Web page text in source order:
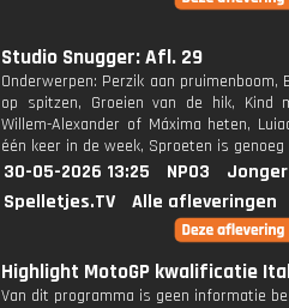
Studio Snugger: Afl. 29
Onderwerpen: Perzik aan pruimenboom,
op spitzen, Groeien van de hik, Kind
Willem-Alexander of Máxima heten,
één keer in de week, Sproeten is genoeg
30-05-2026 13:25 NPO3
Spelletjes.TV
Alle afleveringen
Highlight MotoGP kwalificatie
Van dit programma is geen informatie